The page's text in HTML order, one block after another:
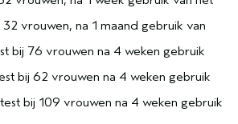
vrouwen, na 1 maand gebruik van
bij 76 vrouwen na 4 weken gebruik
bij 62 vrouwen na 4 weken gebruik
bij 109 vrouwen na 4 weken gebruik